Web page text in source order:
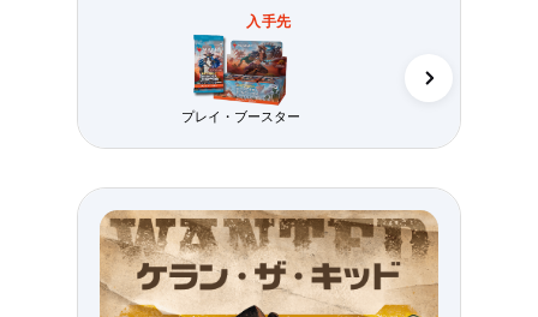
入手先
プレイ・ブースター